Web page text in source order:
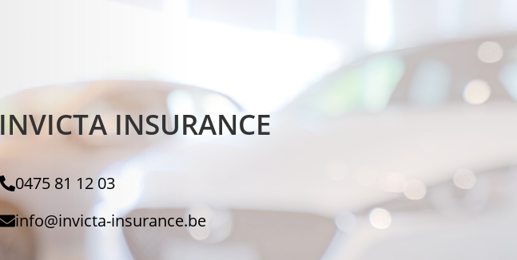
INVICTA INSURANCE
0475 81 12 03
info@invicta-insurance.be